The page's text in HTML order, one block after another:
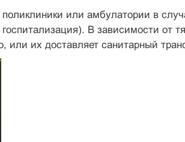
поликлиники или амбулатории в
В зависимости от
или их доставляет санитарный